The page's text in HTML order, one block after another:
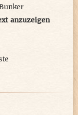
Tor
rinnt
anzuzeigen